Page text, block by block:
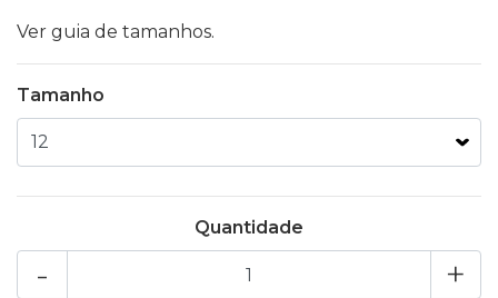
Ver guia de tamanhos.
Tamanho
Quantidade
+
-